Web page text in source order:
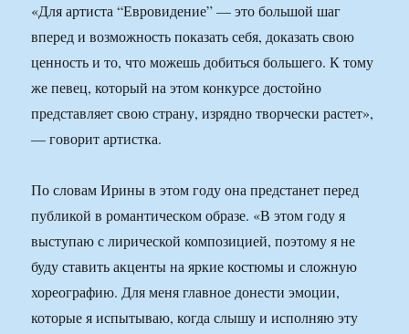
«Для артиста “Евровидение” — это большой шаг
вперед и возможность показать себя, доказать свою
ценность и то, что можешь добиться большего. К тому
же певец, который на этом конкурсе достойно
представляет свою страну, изрядно творчески растет»,
— говорит артистка.
По словам Ирины в этом году она предстанет перед
публикой в романтическом образе. «В этом году я
выступаю с лирической композицией, поэтому я не
буду ставить акценты на яркие костюмы и сложную
хореографию. Для меня главное донести эмоции,
которые я испытываю, когда слышу и исполняю эту